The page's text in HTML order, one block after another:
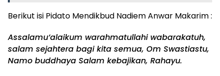
Berikut isi Pidato Mendikbud Nadiem Anwar Makarim :
Assalamu’alaikum warahmatullahi wabarakatuh,
salam sejahtera bagi kita semua, Om Swastiastu,
Namo buddhaya Salam kebajikan, Rahayu.